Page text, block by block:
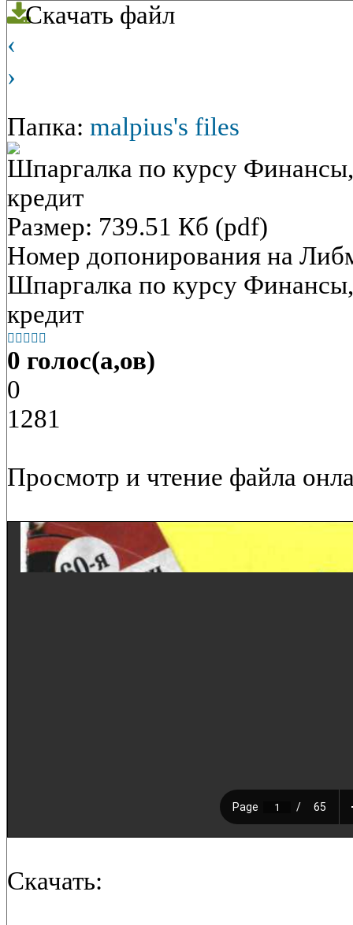
Скачать файл
‹
›
Папка: malpius's files
Шпаргалка по курсу
кредит
Размер: 739.51 Кб (pdf)
Номер допонирования на
Шпаргалка по курсу
кредит
    
0 голос(а,ов)
0
1281
Просмотр и чтение файла
Скачать: